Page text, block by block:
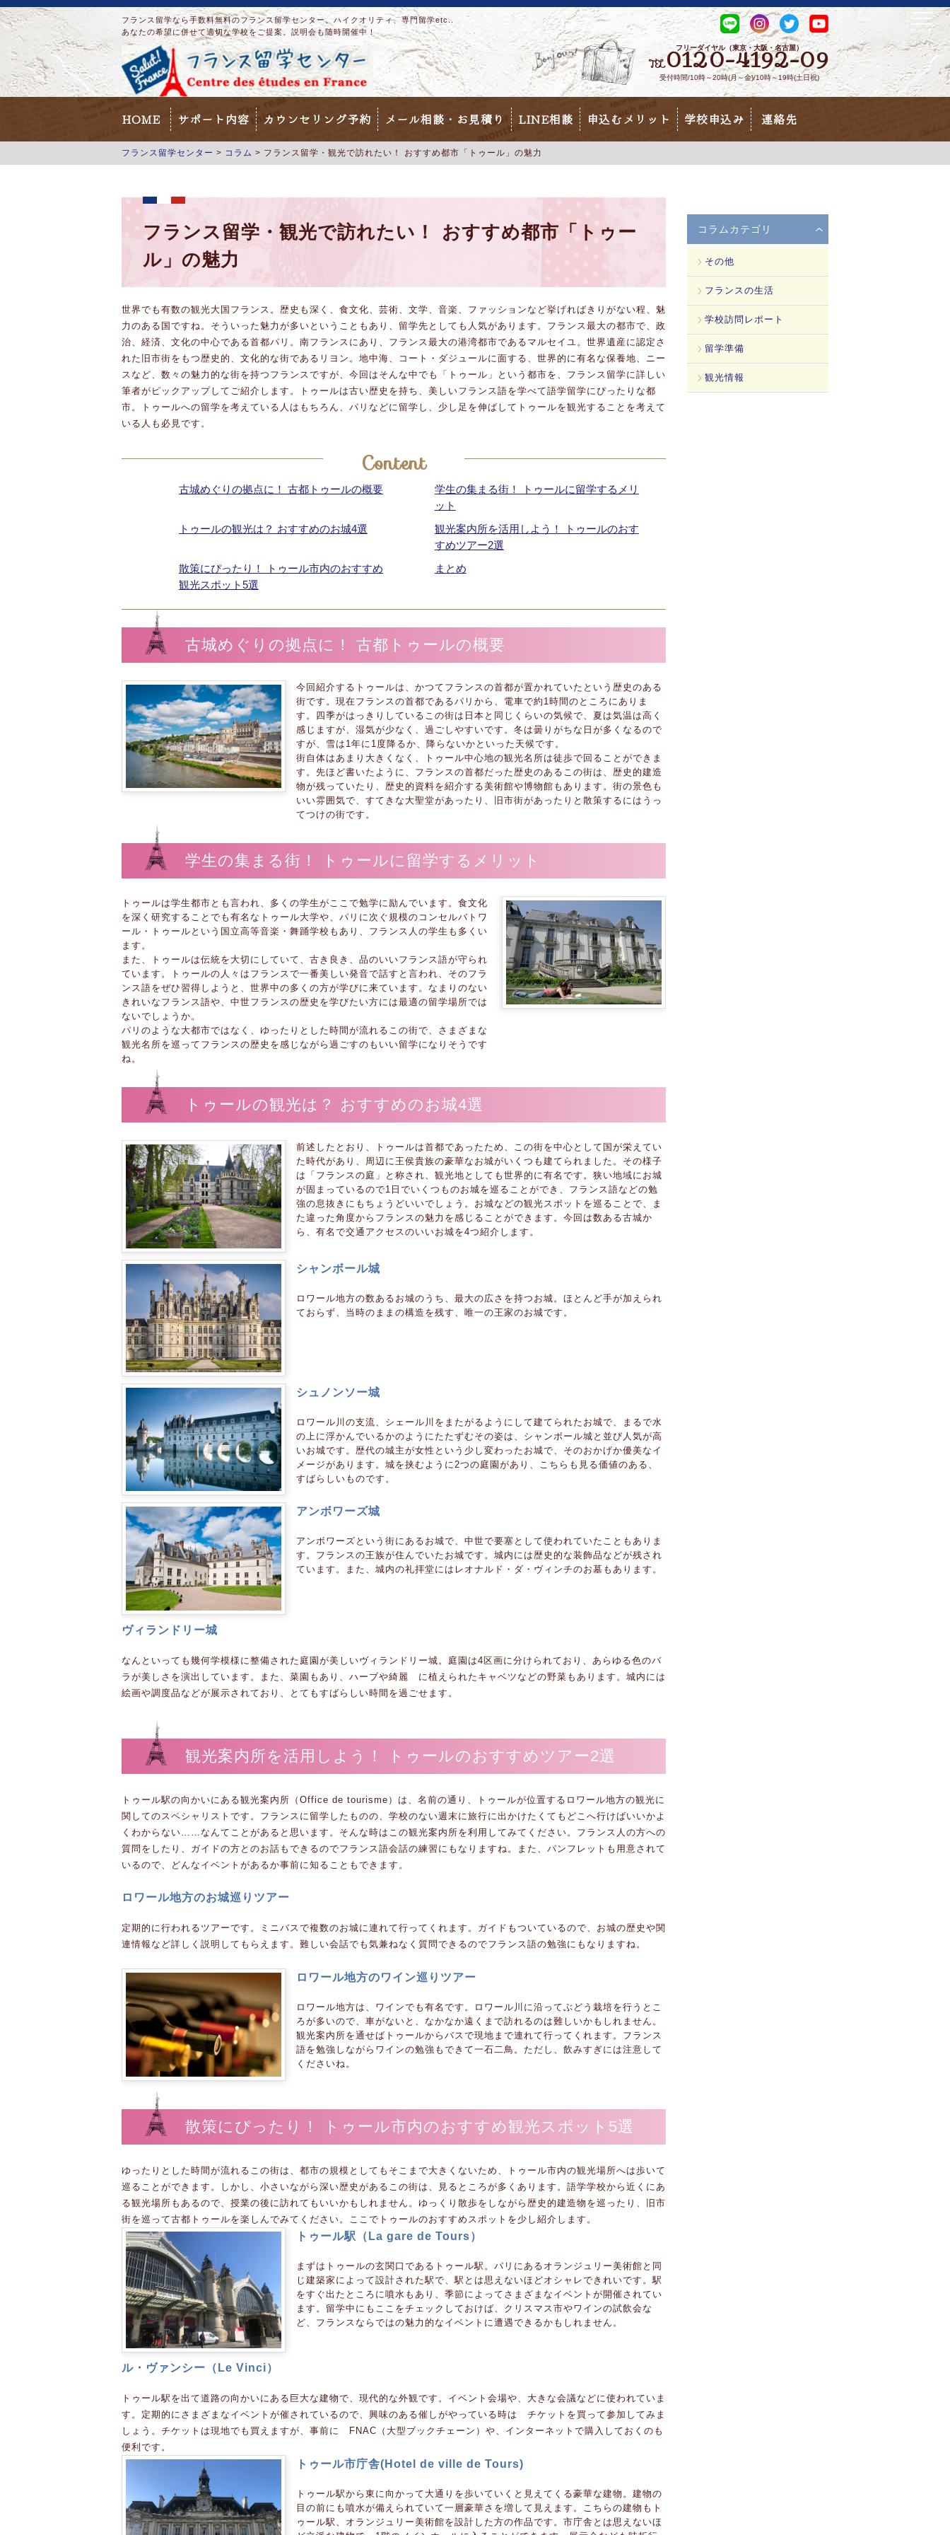
フランス留学なら手数料無料のフランス留学センター。ハイクオリティ、専門留学etc..
あなたの希望に併せて適切な学校をご提案。説明会も随時開催中！
フリーダイヤル（東京・大阪・名古屋）
TEL0120-4192-09
受付時間/10時～20時(月～金)/10時～19時(土日祝)
HOME サポート内容 カウンセリング予約 メール相談・お見積り LINE相談 申込むメリット 学校申込み 連絡先
フランス留学センター > コラム > フランス留学・観光で訪れたい！ おすすめ都市「トゥール」の魅力
フランス留学・観光で訪れたい！ おすすめ都市「トゥー
ル」の魅力
世界でも有数の観光大国フランス。歴史も深く、食文化、芸術、文学、音楽、ファッションなど挙げればきりがない程、魅
力のある国ですね。そういった魅力が多いということもあり、留学先としても人気があります。フランス最大の都市で、政
治、経済、文化の中心である首都パリ。南フランスにあり、フランス最大の港湾都市であるマルセイユ。世界遺産に認定さ
れた旧市街をもつ歴史的、文化的な街であるリヨン。地中海、コート・ダジュールに面する、世界的に有名な保養地、ニー
スなど、数々の魅力的な街を持つフランスですが、今回はそんな中でも「トゥール」という都市を、フランス留学に詳しい
筆者がピックアップしてご紹介します。トゥールは古い歴史を持ち、美しいフランス語を学べて語学留学にぴったりな都
市。トゥールへの留学を考えている人はもちろん、パリなどに留学し、少し足を伸ばしてトゥールを観光することを考えて
いる人も必見です。
Content
古城めぐりの拠点に！ 古都トゥールの概要
学生の集まる街！ トゥールに留学するメリ
ット
トゥールの観光は？ おすすめのお城4選
観光案内所を活用しよう！ トゥールのおす
すめツアー2選
散策にぴったり！ トゥール市内のおすすめ
観光スポット5選
まとめ
古城めぐりの拠点に！ 古都トゥールの概要
今回紹介するトゥールは、かつてフランスの首都が置かれていたという歴史のある
街です。現在フランスの首都であるパリから、電車で約1時間のところにありま
す。四季がはっきりしているこの街は日本と同じくらいの気候で、夏は気温は高く
感じますが、湿気が少なく、過ごしやすいです。冬は曇りがちな日が多くなるので
すが、雪は1年に1度降るか、降らないかといった天候です。
街自体はあまり大きくなく、トゥール中心地の観光名所は徒歩で回ることができま
す。先ほど書いたように、フランスの首都だった歴史のあるこの街は、歴史的建造
物が残っていたり、歴史的資料を紹介する美術館や博物館もあります。街の景色も
いい雰囲気で、すてきな大聖堂があったり、旧市街があったりと散策するにはうっ
てつけの街です。
学生の集まる街！ トゥールに留学するメリット
トゥールは学生都市とも言われ、多くの学生がここで勉学に励んでいます。食文化
を深く研究することでも有名なトゥール大学や、パリに次ぐ規模のコンセルバトワ
ール・トゥールという国立高等音楽・舞踊学校もあり、フランス人の学生も多くい
ます。
また、トゥールは伝統を大切にしていて、古き良き、品のいいフランス語が守られ
ています。トゥールの人々はフランスで一番美しい発音で話すと言われ、そのフラ
ンス語をぜひ習得しようと、世界中の多くの方が学びに来ています。なまりのない
きれいなフランス語や、中世フランスの歴史を学びたい方には最適の留学場所では
ないでしょうか。
パリのような大都市ではなく、ゆったりとした時間が流れるこの街で、さまざまな
観光名所を巡ってフランスの歴史を感じながら過ごすのもいい留学になりそうです
ね。
トゥールの観光は？ おすすめのお城4選
前述したとおり、トゥールは首都であったため、この街を中心として国が栄えてい
た時代があり、周辺に王侯貴族の豪華なお城がいくつも建てられました。その様子
は「フランスの庭」と称され、観光地としても世界的に有名です。狭い地域にお城
が固まっているので1日でいくつものお城を巡ることができ、フランス語などの勉
強の息抜きにもちょうどいいでしょう。お城などの観光スポットを巡ることで、ま
た違った角度からフランスの魅力を感じることができます。今回は数ある古城か
ら、有名で交通アクセスのいいお城を4つ紹介します。
シャンボール城
ロワール地方の数あるお城のうち、最大の広さを持つお城。ほとんど手が加えられ
ておらず、当時のままの構造を残す、唯一の王家のお城です。
シュノンソー城
ロワール川の支流、シェール川をまたがるようにして建てられたお城で、まるで水
の上に浮かんでいるかのようにたたずむその姿は、シャンボール城と並び人気が高
いお城です。歴代の城主が女性という少し変わったお城で、そのおかげか優美なイ
メージがあります。城を挟むように2つの庭園があり、こちらも見る価値のある、
すばらしいものです。
アンボワーズ城
アンボワーズという街にあるお城で、中世で要塞として使われていたこともありま
す。フランスの王族が住んでいたお城です。城内には歴史的な装飾品などが残され
ています。また、城内の礼拝堂にはレオナルド・ダ・ヴィンチのお墓もあります。
ヴィランドリー城
なんといっても幾何学模様に整備された庭園が美しいヴィランドリー城。庭園は4区画に分けられており、あらゆる色のバ
ラが美しさを演出しています。また、菜園もあり、ハーブや綺麗 に植えられたキャベツなどの野菜もあります。城内には
絵画や調度品などが展示されており、とてもすばらしい時間を過ごせます。
観光案内所を活用しよう！ トゥールのおすすめツアー2選
トゥール駅の向かいにある観光案内所（Office de tourisme）は、名前の通り、トゥールが位置するロワール地方の観光に
関してのスペシャリストです。フランスに留学したものの、学校のない週末に旅行に出かけたくてもどこへ行けばいいかよ
くわからない……なんてことがあると思います。そんな時はこの観光案内所を利用してみてください。フランス人の方への
質問をしたり、ガイドの方とのお話もできるのでフランス語会話の練習にもなりますね。また、パンフレットも用意されて
いるので、どんなイベントがあるか事前に知ることもできます。
ロワール地方のお城巡りツアー
定期的に行われるツアーです。ミニバスで複数のお城に連れて行ってくれます。ガイドもついているので、お城の歴史や関
連情報など詳しく説明してもらえます。難しい会話でも気兼ねなく質問できるのでフランス語の勉強にもなりますね。
ロワール地方のワイン巡りツアー
ロワール地方は、ワインでも有名です。ロワール川に沿ってぶどう栽培を行うとこ
ろが多いので、車がないと、なかなか遠くまで訪れるのは難しいかもしれません。
観光案内所を通せばトゥールからバスで現地まで連れて行ってくれます。フランス
語を勉強しながらワインの勉強もできて一石二鳥。ただし、飲みすぎには注意して
くださいね。
散策にぴったり！ トゥール市内のおすすめ観光スポット5選
ゆったりとした時間が流れるこの街は、都市の規模としてもそこまで大きくないため、トゥール市内の観光場所へは歩いて
巡ることができます。しかし、小さいながら深い歴史があるこの街は、見るところが多くあります。語学学校から近くにあ
る観光場所もあるので、授業の後に訪れてもいいかもしれません。ゆっくり散歩をしながら歴史的建造物を巡ったり、旧市
街を巡って古都トゥールを楽しんでみてください。ここでトゥールのおすすめスポットを少し紹介します。
トゥール駅（La gare de Tours）
まずはトゥールの玄関口であるトゥール駅。パリにあるオランジュリー美術館と同
じ建築家によって設計された駅で、駅とは思えないほどオシャレできれいです。駅
をすぐ出たところに噴水もあり、季節によってさまざまなイベントが開催されてい
ます。留学中にもここをチェックしておけば、クリスマス市やワインの試飲会な
ど、フランスならではの魅力的なイベントに遭遇できるかもしれません。
ル・ヴァンシー（Le Vinci）
トゥール駅を出て道路の向かいにある巨大な建物で、現代的な外観です。イベント会場や、大きな会議などに使われていま
す。定期的にさまざまなイベントが催されているので、興味のある催しがやっている時は チケットを買って参加してみま
しょう。チケットは現地でも買えますが、事前に FNAC（大型ブックチェーン）や、インターネットで購入しておくのも
便利です。
トゥール市庁舎(Hotel de ville de Tours)
トゥール駅から東に向かって大通りを歩いていくと見えてくる豪華な建物。建物の
目の前にも噴水が備えられていて一層豪華さを増して見えます。こちらの建物もト
ゥール駅、オランジュリー美術館を設計した方の作品です。市庁舎とは思えないほ
コラムカテゴリ
その他
フランスの生活
学校訪問レポート
留学準備
観光情報